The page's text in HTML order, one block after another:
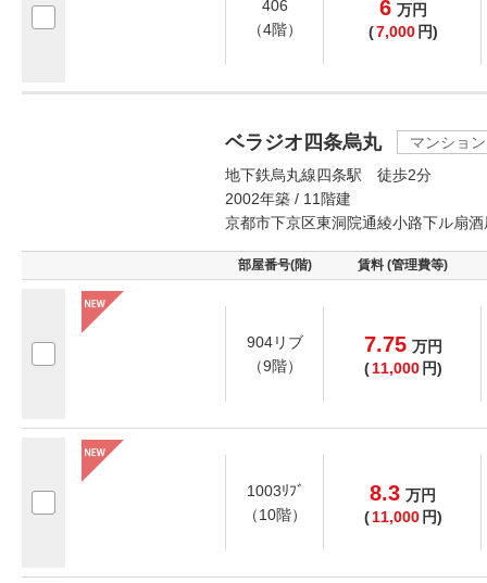
406
（4階）
6 万円
(7,000 円)
ベラジオ四条烏丸
マンション
地下鉄烏丸線四条駅 徒歩2分
2002年築 / 11階建
京都市下京区東洞院通綾小路下ル扇酒
部屋番号(階) 賃料 (管理費等)
904リブ
（9階）
7.75 万円
( 11,000 円)
1003ﾘﾌﾞ
（10階）
8.3 万円
( 11,000 円)